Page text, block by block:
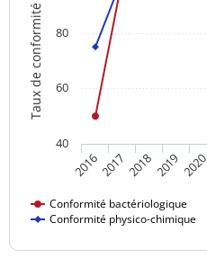
Taux de conformité
Conformité bactériologique
Conformité physico-chimique
20162017 201820192020
40
60
80